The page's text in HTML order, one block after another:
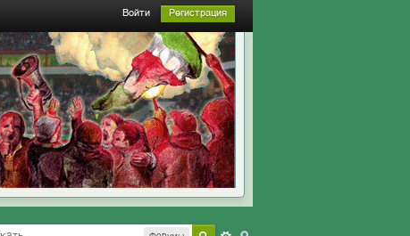
Войти Регистрация